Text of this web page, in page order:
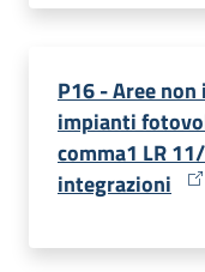
P16 - Aree
impianti
comma1 LR
integrazioni